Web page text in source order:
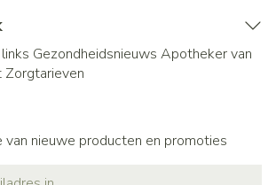
Gezondheidsnieuws Apotheker van
Zorgtarieven
nieuwe producten en promoties